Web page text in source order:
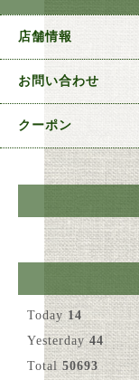
店舗情報
お問い合わせ
クーポン
Today14
Yesterday44
Total50693